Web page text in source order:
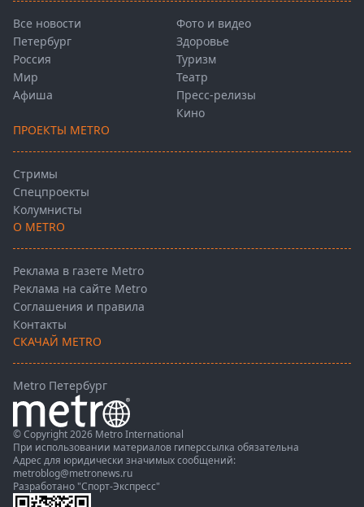
Все новости
Петербург
Россия
Мир
Афиша
Фото и видео
Здоровье
Туризм
Театр
Пресс-релизы
Кино
ПРОЕКТЫ METRO
Стримы
Спецпроекты
Колумнисты
О METRO
Реклама в газете Metro
Реклама на сайте Metro
Соглашения и правила
Контакты
СКАЧАЙ METRO
Metro Петербург
© Copyright 2026 Metro International
При использовании материалов гиперссылка обязательна
Адрес для юридически значимых сообщений:
metroblog@metronews.ru
Разработано "Спорт-Экспресс"